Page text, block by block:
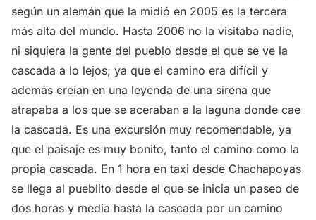
según un alemán que la midió en 2005 es la tercera
más alta del mundo. Hasta 2006 no la visitaba nadie,
ni siquiera la gente del pueblo desde el que se ve la
cascada a lo lejos, ya que el camino era difícil y
además creían en una leyenda de una sirena que
atrapaba a los que se aceraban a la laguna donde cae
la cascada. Es una excursión muy recomendable, ya
que el paisaje es muy bonito, tanto el camino como la
propia cascada. En 1 hora en taxi desde Chachapoyas
se llega al pueblito desde el que se inicia un paseo de
dos horas y media hasta la cascada por un camino